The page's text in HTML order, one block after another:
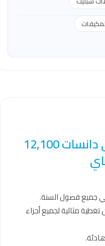
مكيف اسبلت جداري دانسات 12,100
جميع فصول السنة.
مثالية لجميع أجزاء